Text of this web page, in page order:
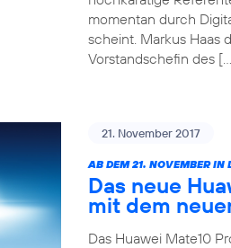
momentan durch
scheint. Markus Haas
Vorstandschefin des
21. November 2017
AB DEM 21. NOVEMBER IN
Das neue
mit dem
Das Huawei Mate10